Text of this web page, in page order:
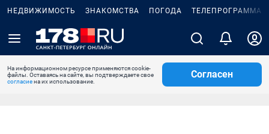
НЕДВИЖИМОСТЬ ЗНАКОМСТВА ПОГОДА ТЕЛЕПРОГРАММА
На информационном ресурсе применяются cookie-
файлы. Оставаясь на сайте, вы подтверждаете свое
согласиена их использование.
Согласен